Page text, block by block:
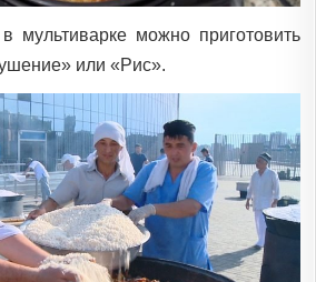
мультиварке можно приготовить
или «Рис».